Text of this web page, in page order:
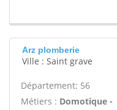
Arz plomberie
Ville : Saint grave
Département: 56
Métiers : Domotique -